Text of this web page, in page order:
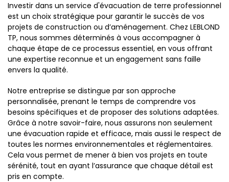
Investir dans un service d'évacuation de terre professionnel
est un choix stratégique pour garantir le succès de vos
projets de construction ou d’aménagement. Chez LEBLOND
TP, nous sommes déterminés à vous accompagner à
chaque étape de ce processus essentiel, en vous offrant
une expertise reconnue et un engagement sans faille
envers la qualité.
Notre entreprise se distingue par son approche
personnalisée, prenant le temps de comprendre vos
besoins spécifiques et de proposer des solutions adaptées.
Grâce à notre savoir-faire, nous assurons non seulement
une évacuation rapide et efficace, mais aussi le respect de
toutes les normes environnementales et réglementaires.
Cela vous permet de mener à bien vos projets en toute
sérénité, tout en ayant l’assurance que chaque détail est
pris en compte.